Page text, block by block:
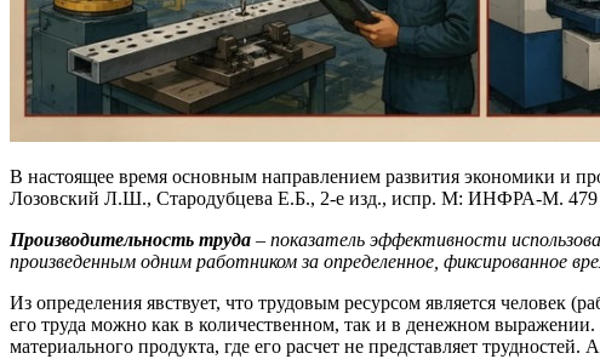
В настоящее время основным направлением развития экономики и
Лозовский Л.Ш., Стародубцева Е.Б., 2-е изд., испр. М: ИНФРА-М. 479
Производительность труда – показатель эффективности
произведенным одним работником за определенное, фиксированное
Из определения явствует, что трудовым ресурсом является человек
его труда можно как в количественном, так и в денежном выражении.
материального продукта, где его расчет не представляет